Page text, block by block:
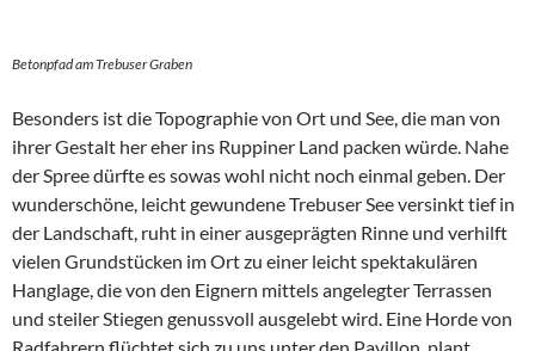
Betonpfad am Trebuser Graben
Besonders ist die Topographie von Ort und See, die man von
ihrer Gestalt her eher ins Ruppiner Land packen würde. Nahe
der Spree dürfte es sowas wohl nicht noch einmal geben. Der
wunderschöne, leicht gewundene Trebuser See versinkt tief in
der Landschaft, ruht in einer ausgeprägten Rinne und verhilft
vielen Grundstücken im Ort zu einer leicht spektakulären
Hanglage, die von den Eignern mittels angelegter Terrassen
und steiler Stiegen genussvoll ausgelebt wird. Eine Horde von
Radfahrern flüchtet sich zu uns unter den Pavillon, plant